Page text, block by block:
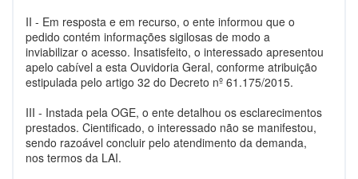
II - Em resposta e em recurso, o ente informou que o
pedido contém informações sigilosas de modo a
inviabilizar o acesso. Insatisfeito, o interessado apresentou
apelo cabível a esta Ouvidoria Geral, conforme atribuição
estipulada pelo artigo 32 do Decreto nº 61.175/2015.
III - Instada pela OGE, o ente detalhou os esclarecimentos
prestados. Cientificado, o interessado não se manifestou,
sendo razoável concluir pelo atendimento da demanda,
nos termos da LAI.